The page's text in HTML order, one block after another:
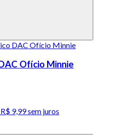
Ofício Minnie
R$ 9,99sem juros